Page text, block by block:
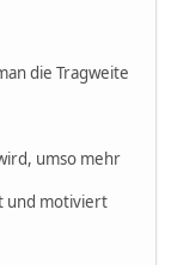
die Tragweite
umso mehr
und motiviert